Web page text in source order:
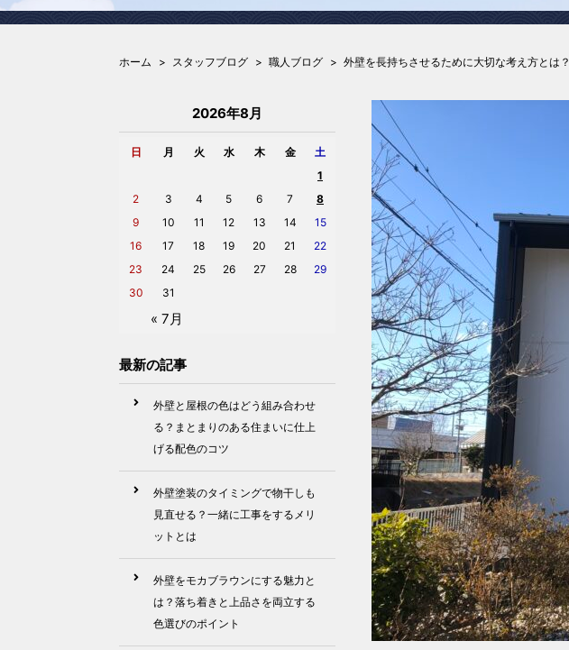
ホーム スタッフブログ 職人ブログ 外壁を長持ちさせるために大切な考え方とは？
2026年8月
日 月 火 水 木 金 土
« 7月
1
2
3 4 5 6 7
8
9
10 11 12 13 14
15
16
17 18 19 20 21
22
23
24 25 26 27 28
29
30
31
最新の記事
外壁と屋根の色はどう組み合わせ
る？まとまりのある住まいに仕上
げる配色のコツ
外壁塗装のタイミングで物干しも
見直せる？一緒に工事をするメリ
ットとは
外壁をモカブラウンにする魅力と
は？落ち着きと上品さを両立する
色選びのポイント